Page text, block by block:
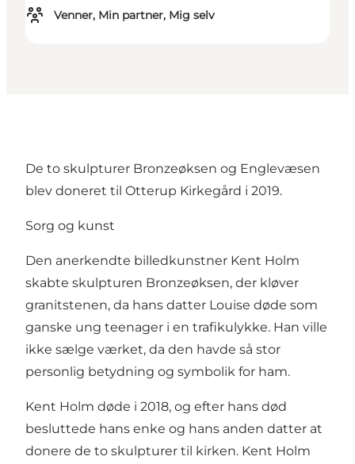
Venner, Min partner, Mig selv
De to skulpturer Bronzeøksen og Englevæsen
blev doneret til Otterup Kirkegård i 2019.
Sorg og kunst
Den anerkendte billedkunstner Kent Holm
skabte skulpturen Bronzeøksen, der kløver
granitstenen, da hans datter Louise døde som
ganske ung teenager i en trafikulykke. Han ville
ikke sælge værket, da den havde så stor
personlig betydning og symbolik for ham.
Kent Holm døde i 2018, og efter hans død
besluttede hans enke og hans anden datter at
donere de to skulpturer til kirken. Kent Holm